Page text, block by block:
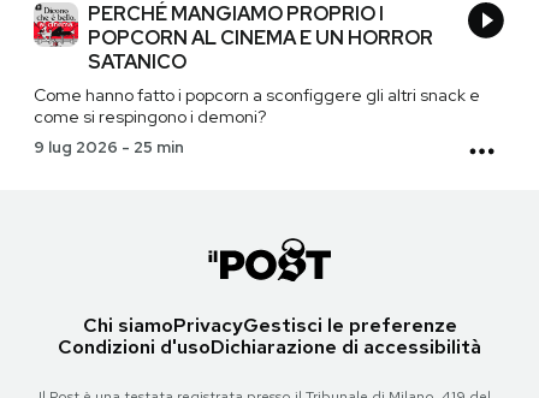
PERCHÉ MANGIAMO PROPRIO I
POPCORN AL CINEMA E UN HORROR
SATANICO
Come hanno fatto i popcorn a sconfiggere gli altri snack e
come si respingono i demoni?
9 lug 2026 - 25 min
Chi siamoPrivacyGestisci le preferenze
Condizioni d'usoDichiarazione di accessibilità